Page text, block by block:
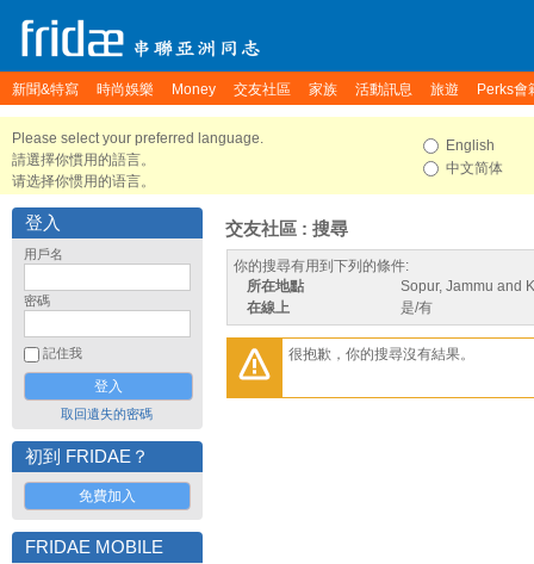
新聞&特寫 時尚娛樂 Money 交友社區 家族 活動訊息 旅遊 Perks會
Please select your preferred language.
請選擇你慣用的語言。
请选择你惯用的语言。
English
中文简体
登入
用戶名
密碼
記住我
取回遺失的密碼
初到 FRIDAE？
免費加入
FRIDAE MOBILE
交友社區 : 搜尋
你的搜尋有用到下列的條件:
所在地點
Sopur, Jammu and
在線上
是/有
很抱歉，你的搜尋沒有結果。